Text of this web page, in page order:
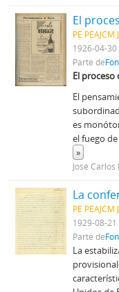
PE
1926-04-30
Parte de
El proceso
El
es
el fuego
»
José
La
PE
1929-08-21
Parte de
La